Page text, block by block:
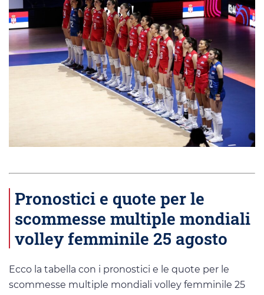
Pronostici e quote per le
scommesse multiple mondiali
volley femminile 25 agosto
Ecco la tabella con i pronostici e le quote per le
scommesse multiple mondiali volley femminile 25